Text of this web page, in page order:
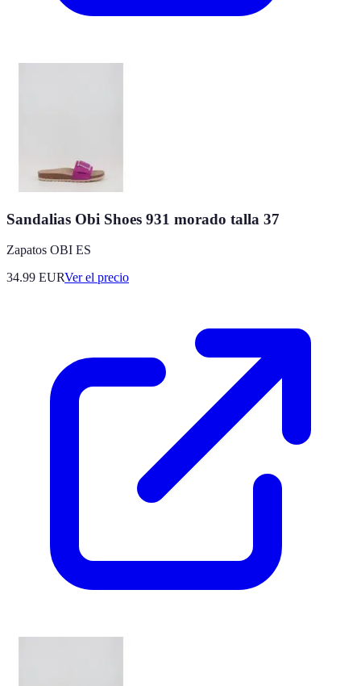
Sandalias Obi Shoes 931 morado talla 37
Zapatos OBI ES
34.99 EURVer el precio